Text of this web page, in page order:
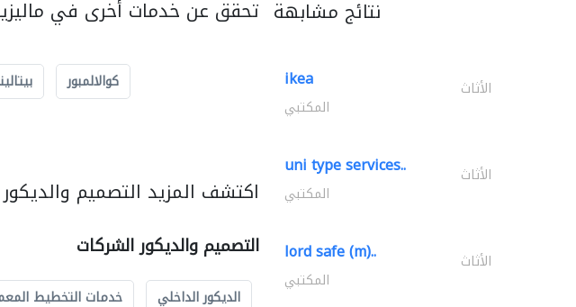
تحقق عن خدمات أخرى في
كوالالمبور
اكتشف المزيد التصميم
التصميم والديكور الشركات
الديكور الداخلي خدمات التخطيط
نتائج مشابهة
ikea الأثاث
المكتبي
uni type services.. الأثاث
المكتبي
lord safe (m).. الأثاث
المكتبي